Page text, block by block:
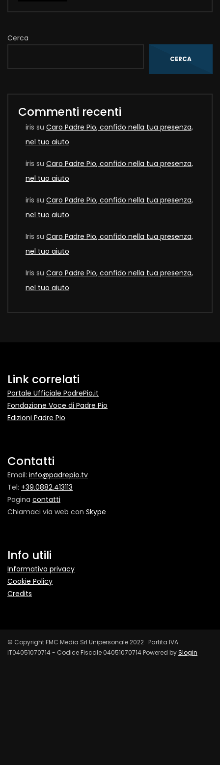
Cerca
CERCA
Commenti recenti
iris su Caro Padre Pio, confido nella tua presenza,
nel tuo aiuto
iris su Caro Padre Pio, confido nella tua presenza,
nel tuo aiuto
iris su Caro Padre Pio, confido nella tua presenza,
nel tuo aiuto
Iris su Caro Padre Pio, confido nella tua presenza,
nel tuo aiuto
Iris su Caro Padre Pio, confido nella tua presenza,
nel tuo aiuto
Link correlati
Portale Ufficiale PadrePio.it
Fondazione Voce di Padre Pio
Edizioni Padre Pio
Contatti
Email: info@padrepio.tv
Tel: +39.0882.413113
Pagina contatti
Chiamaci via web con Skype
Info utili
Informativa privacy
Cookie Policy
Credits
© Copyright FMC Media Srl Unipersonale 2022 Partita IVA
IT04051070714 - Codice Fiscale 04051070714 Powered bySlogin